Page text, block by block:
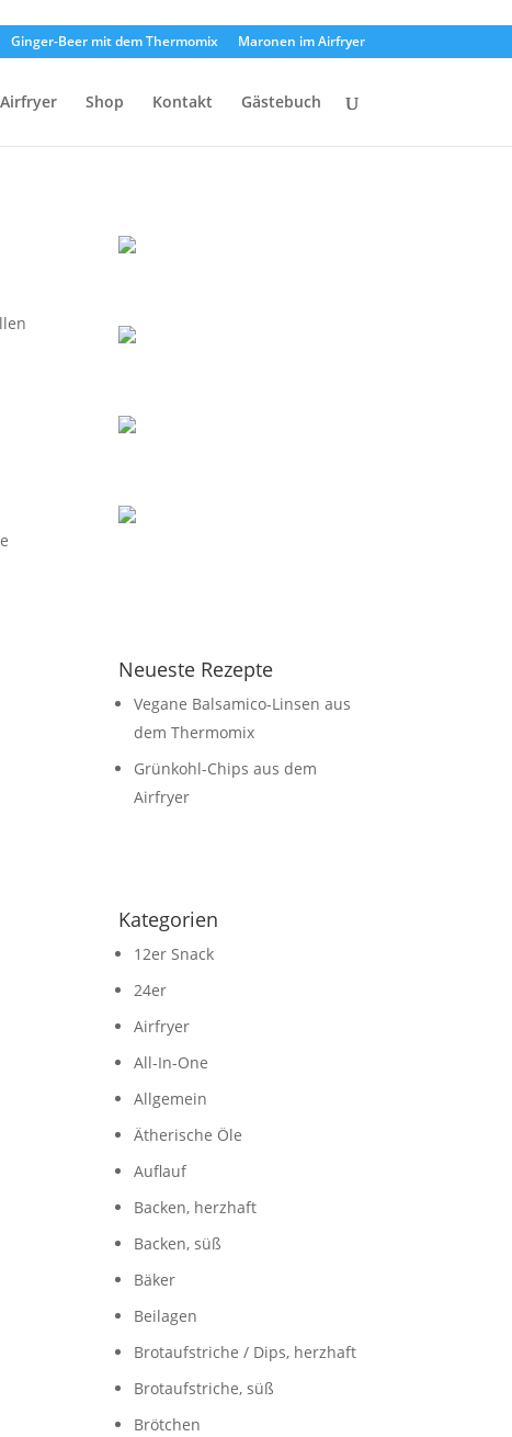
Ginger-Beer mit dem Thermomix Maronen im Airfryer
Airfryer Shop Kontakt Gästebuch
Neueste Rezepte
Vegane Balsamico-Linsen aus
dem Thermomix
Grünkohl-Chips aus dem
Airfryer
Kategorien
12er Snack
24er
Airfryer
All-In-One
Allgemein
Ätherische Öle
Auflauf
Backen, herzhaft
Backen, süß
Bäker
Beilagen
Brotaufstriche / Dips, herzhaft
Brotaufstriche, süß
Brötchen